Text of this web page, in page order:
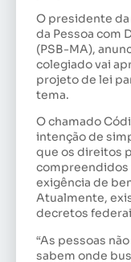
O presidente
da Pessoa com
(PSB-MA),
colegiado vai
projeto de lei
tema.
O chamado
intenção de
que os direitos
compreendidos
exigência de
Atualmente,
decretos
“As pessoas
sabem onde